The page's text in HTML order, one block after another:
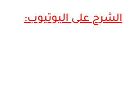
الشرح على اليوتيوب: